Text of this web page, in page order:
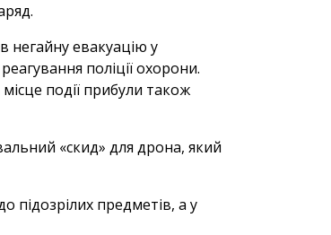
негайну евакуацію у
поліції охорони.
події прибули також
«скид» для дрона, який
підозрілих предметів, а у